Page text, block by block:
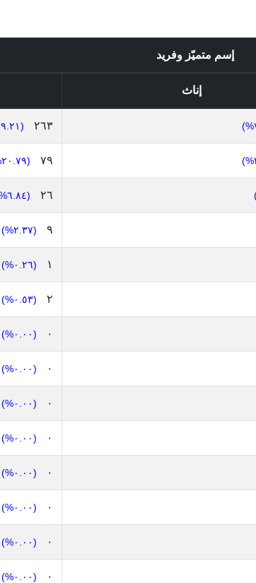
إسم متميّز وفريد
إناث
٢٦٣ (٦٩.٢١%)
٧٩ (٢٠.٧٩%)
٢٦ (٦.٨٤%)
٩ (٢.٣٧%)
١ (٠.٢٦%)
٢ (٠.٥٣%)
٠ (٠.٠٠%)
٠ (٠.٠٠%)
٠ (٠.٠٠%)
٠ (٠.٠٠%)
٠ (٠.٠٠%)
٠ (٠.٠٠%)
٠ (٠.٠٠%)
٠ (٠.٠٠%)